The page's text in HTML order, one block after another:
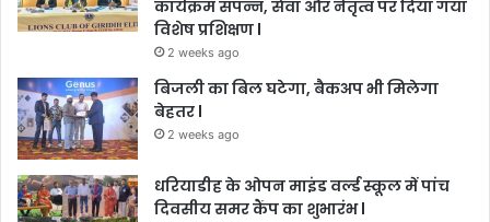
कार्यक्रम संपन्न, सेवा और नेतृत्व पर दिया गया
विशेष प्रशिक्षण l
2 weeks ago
बिजली का बिल घटेगा, बैकअप भी मिलेगा
बेहतर l
2 weeks ago
धरियाडीह के ओपन माइंड वर्ल्ड स्कूल में पांच
दिवसीय समर कैंप का शुभारंभ l